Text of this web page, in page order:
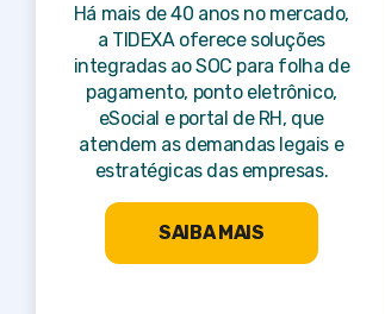
Há mais de 40 anos no mercado,
a TIDEXA oferece soluções
integradas ao SOC para folha de
pagamento, ponto eletrônico,
eSocial e portal de RH, que
atendem as demandas legais e
estratégicas das empresas.
SAIBA MAIS